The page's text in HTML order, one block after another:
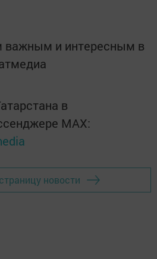
важным и интересным в
в
MАХ:
новости